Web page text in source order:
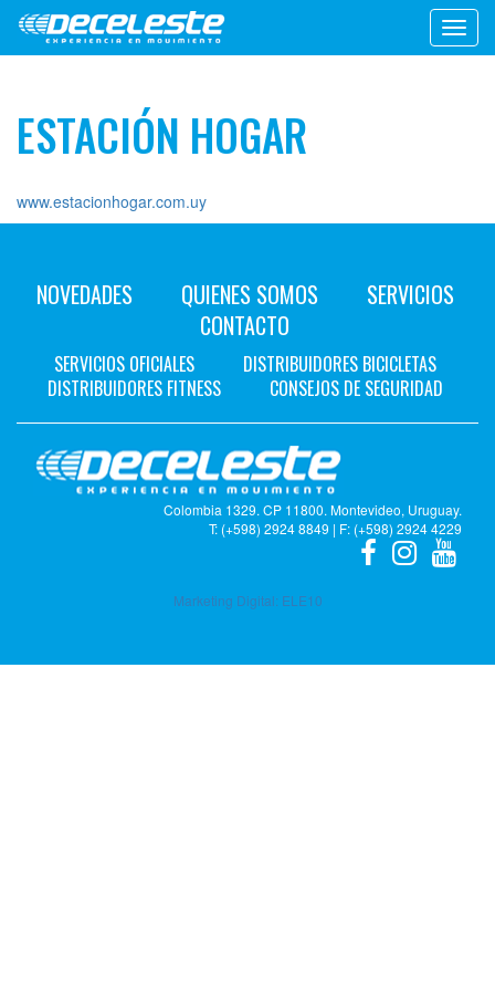
ESTACIÓN HOGAR
www.estacionhogar.com.uy
NOVEDADES QUIENES SOMOS
SERVICIOS
CONTACTO
SERVICIOS OFICIALES
DISTRIBUIDORES BICICLETAS
DISTRIBUIDORES FITNESS
CONSEJOS DE SEGURIDAD
Colombia 1329. CP 11800. Montevideo, Uruguay.
T: (+598) 2924 8849 | F: (+598) 2924 4229
Marketing Digital: ELE10